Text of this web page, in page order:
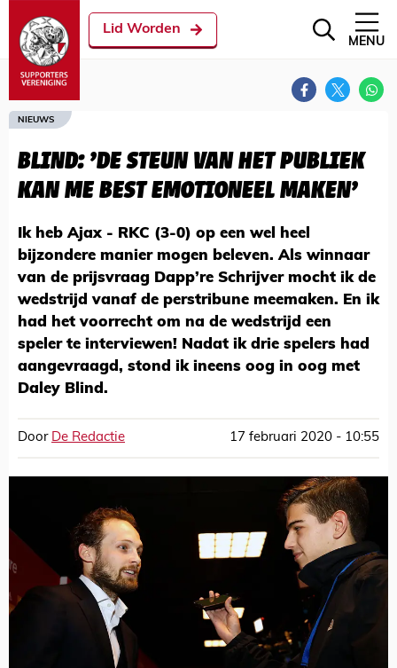
Lid Worden
MENU
NIEUWS
BLIND: 'DE STEUN VAN HET PUBLIEK
KAN ME BEST EMOTIONEEL MAKEN'
Ik heb Ajax - RKC (3-0) op een wel heel
bijzondere manier mogen beleven. Als winnaar
van de prijsvraag Dapp’re Schrijver mocht ik de
wedstrijd vanaf de perstribune meemaken. En ik
had het voorrecht om na de wedstrijd een
speler te interviewen! Nadat ik drie spelers had
aangevraagd, stond ik ineens oog in oog met
Daley Blind.
Door De Redactie 17 februari 2020 - 10:55